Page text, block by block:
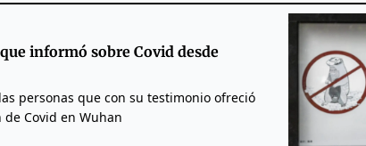
informó sobre Covid desde
personas que con su testimonio ofreció
Covid en Wuhan